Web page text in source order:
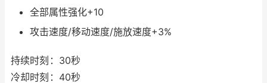
全部属性强化+10
攻击速度/移动速度/施放速度+3%
持续时刻：30秒
冷却时刻：40秒